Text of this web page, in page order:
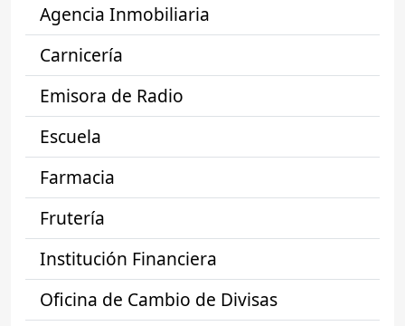
Agencia Inmobiliaria
Carnicería
Emisora de Radio
Escuela
Farmacia
Frutería
Institución Financiera
Oficina de Cambio de Divisas